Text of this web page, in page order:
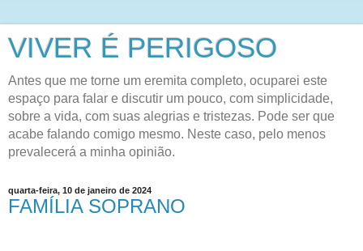
VIVER É PERIGOSO
Antes que me torne um eremita completo, ocuparei este
espaço para falar e discutir um pouco, com simplicidade,
sobre a vida, com suas alegrias e tristezas. Pode ser que
acabe falando comigo mesmo. Neste caso, pelo menos
prevalecerá a minha opinião.
quarta-feira, 10 de janeiro de 2024
FAMÍLIA SOPRANO